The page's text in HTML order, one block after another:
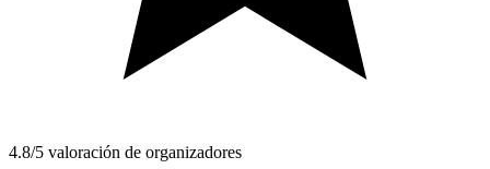
4.8/5 valoración de organizadores